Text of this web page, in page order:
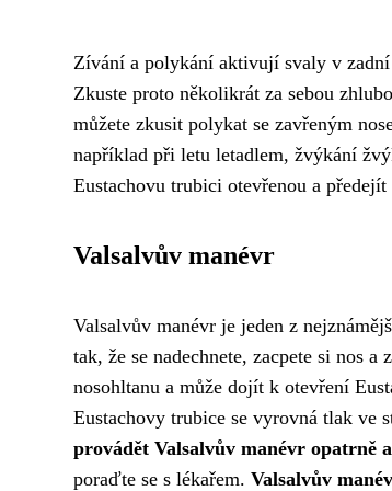
Zívání a polykání aktivují svaly v
Zkuste proto několikrát za sebou
můžete zkusit polykat se zavřeným
například při letu letadlem, žvýkání
Eustachovu trubici otevřenou a
Valsalvův manévr
Valsalvův manévr je jeden z
tak, že se nadechnete, zacpete si nos
nosohltanu a může dojít k otevření
Eustachovy trubice se vyrovná tlak ve
provádět Valsalvův manévr opatrně
poraďte se s lékařem. Valsalvův